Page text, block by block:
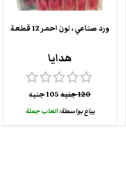
ورد صناعي ، لون احمر 12 قطعة
هدايا
120جنيه 105جنيه
يباع بواسطة:العاب جملة